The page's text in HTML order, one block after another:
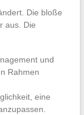
Die bloße
aus. Die
und
Rahmen
eine